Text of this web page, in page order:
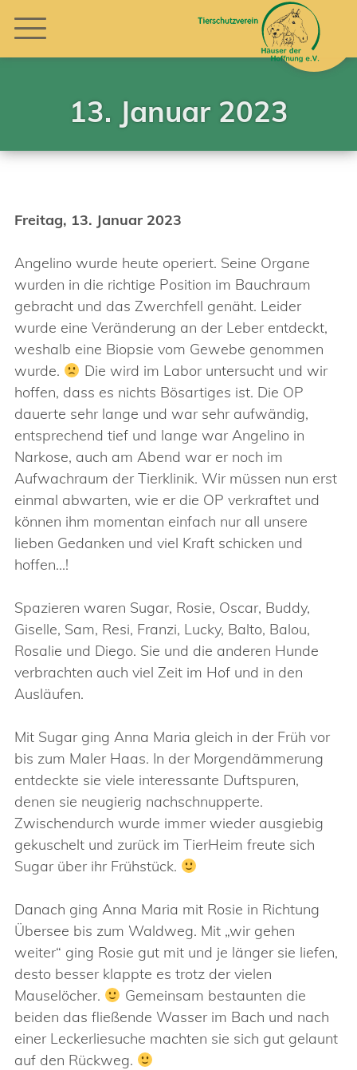
13. Januar 2023
Freitag, 13. Januar 2023
Angelino wurde heute operiert. Seine Organe
wurden in die richtige Position im Bauchraum
gebracht und das Zwerchfell genäht. Leider
wurde eine Veränderung an der Leber entdeckt,
weshalb eine Biopsie vom Gewebe genommen
wurde.
Die wird im Labor untersucht und wir
hoffen, dass es nichts Bösartiges ist. Die OP
dauerte sehr lange und war sehr aufwändig,
entsprechend tief und lange war Angelino in
Narkose, auch am Abend war er noch im
Aufwachraum der Tierklinik. Wir müssen nun erst
einmal abwarten, wie er die OP verkraftet und
können ihm momentan einfach nur all unsere
lieben Gedanken und viel Kraft schicken und
hoffen…!
Spazieren waren Sugar, Rosie, Oscar, Buddy,
Giselle, Sam, Resi, Franzi, Lucky, Balto, Balou,
Rosalie und Diego. Sie und die anderen Hunde
verbrachten auch viel Zeit im Hof und in den
Ausläufen.
Mit Sugar ging Anna Maria gleich in der Früh vor
bis zum Maler Haas. In der Morgendämmerung
entdeckte sie viele interessante Duftspuren,
denen sie neugierig nachschnupperte.
Zwischendurch wurde immer wieder ausgiebig
gekuschelt und zurück im TierHeim freute sich
Sugar über ihr Frühstück.
Danach ging Anna Maria mit Rosie in Richtung
Übersee bis zum Waldweg. Mit „wir gehen
weiter“ ging Rosie gut mit und je länger sie liefen,
desto besser klappte es trotz der vielen
Mauselöcher.
Gemeinsam bestaunten die
beiden das fließende Wasser im Bach und nach
einer Leckerliesuche machten sie sich gut gelaunt
auf den Rückweg.